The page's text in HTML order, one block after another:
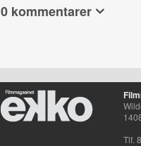
0 kommentarer
Tlf.